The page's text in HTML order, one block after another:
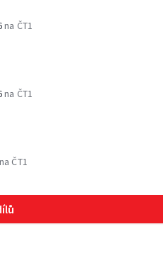
na ČT1
na ČT1
na ČT1